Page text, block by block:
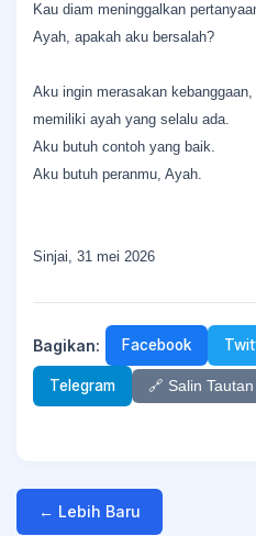
Kau diam meninggalkan
Ayah, apakah aku bersalah?
Aku ingin merasakan kebanggaan,
memiliki ayah yang selalu ada.
Aku butuh contoh yang baik.
Aku butuh peranmu, Ayah.
Sinjai, 31 mei 2026
Bagikan: Facebook
Telegram 🔗 Salin Tautan
← Lebih Baru